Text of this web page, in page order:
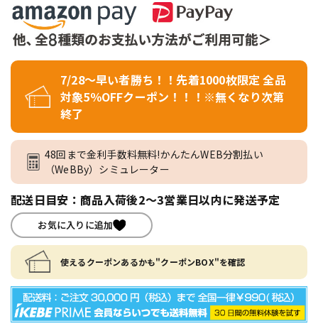
7/28～早い者勝ち！！先着1000枚限定 全品
対象5％OFFクーポン！！！※無くなり次第
終了
48回まで金利手数料無料!かんたんWEB分割払い
（WeBBy）シミュレーター
配送日目安：商品入荷後2～3営業日以内に発送予定
お気に入りに追加
使えるクーポンあるかも"クーポンBOX"を確認